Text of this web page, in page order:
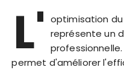
L' optimisation
représente un
permet d'améliorer